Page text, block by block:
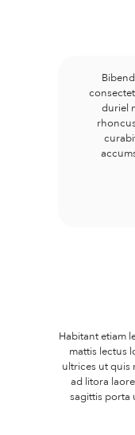
duriel
Habitant etiam
mattis lectus
ultrices ut quis
ad litora
sagittis porta